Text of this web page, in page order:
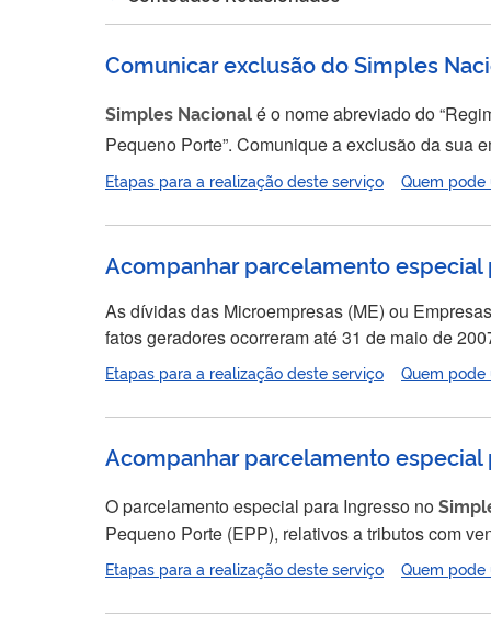
Comunicar exclusão do Simples
Simples Nacionalé o nome abreviado do
Pequeno Porte”. Comunique a exclusão da
comunicação voluntária (por opção própria)
exclusão terá efeito apenas a...
Etapas para a realização deste serviço Quem pode
Acompanhar parcelamento
As dívidas das Microempresas (ME) ou
fatos geradores ocorreram até 31 de maio de 2007, puderam ser parceladas
Etapas para a realização deste serviço Quem pode
Acompanhar parcelamento
O parcelamento especial para Ingresso no
Pequeno Porte (EPP), relativos a tributos com vencimento até 30 de junho de 2008. Através
parcelas. O prazo de adesão está encerrado.
Etapas para a realização deste serviço Quem pode